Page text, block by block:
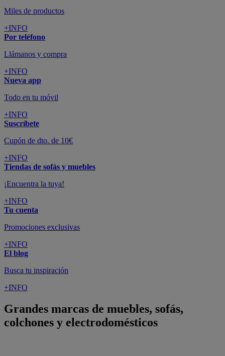
Miles de productos
+INFO
Por teléfono
Llámanos y compra
+INFO
Nueva app
Todo en tu móvil
+INFO
Suscríbete
Cupón de dto. de 10€
+INFO
Tiendas de sofás y muebles
¡Encuentra la tuya!
+INFO
Tu cuenta
Promociones exclusivas
+INFO
El blog
Busca tu inspiración
+INFO
Grandes marcas de muebles, sofás,
colchones y electrodomésticos